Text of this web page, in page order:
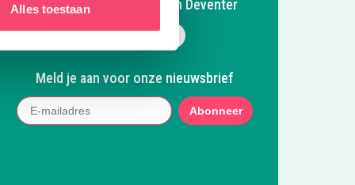
Alles toestaan
Volg Kidsproof Apeldoorn Deventer
Volg ons op Facebook
Volg ons op Instagram
Volg ons op Pinterest
Mail ons
Meld je aan voor onze nieuwsbrief
Abonneer